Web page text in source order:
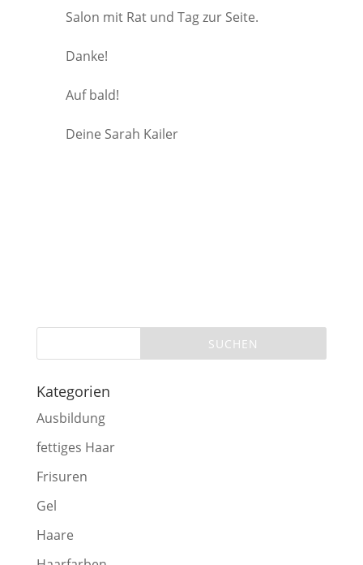
Salon mit Rat und Tag zur Seite.
Danke!
Auf bald!
Deine Sarah Kailer
Kategorien
Ausbildung
fettiges Haar
Frisuren
Gel
Haare